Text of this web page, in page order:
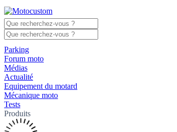
Parking
Forum moto
Médias
Actualité
Equipement du motard
Mécanique moto
Tests
Produits